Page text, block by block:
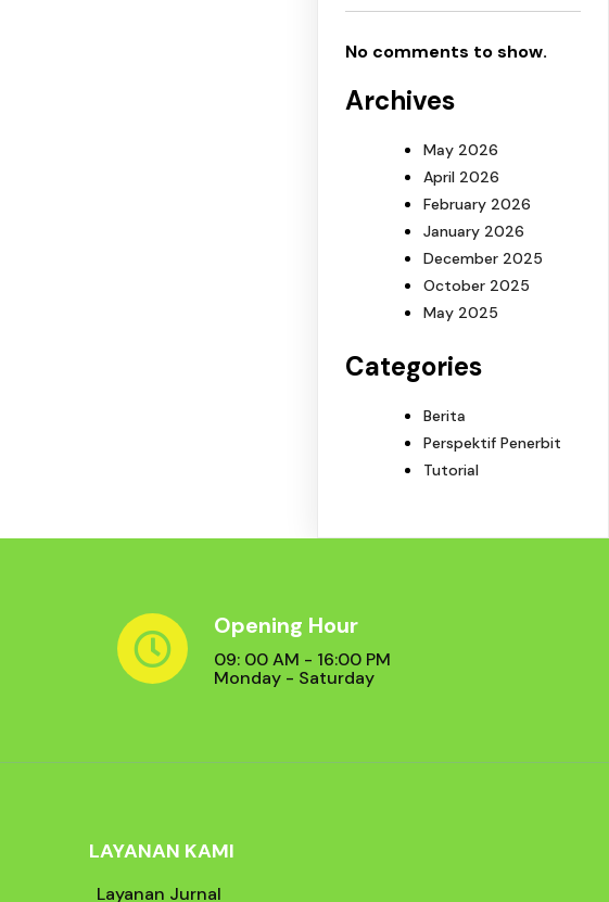
No comments to show.
Archives
May 2026
April 2026
February 2026
January 2026
December 2025
October 2025
May 2025
Categories
Berita
Perspektif Penerbit
Tutorial
Opening Hour
09: 00 AM - 16:00 PM
Monday - Saturday
LAYANAN KAMI
Layanan Jurnal